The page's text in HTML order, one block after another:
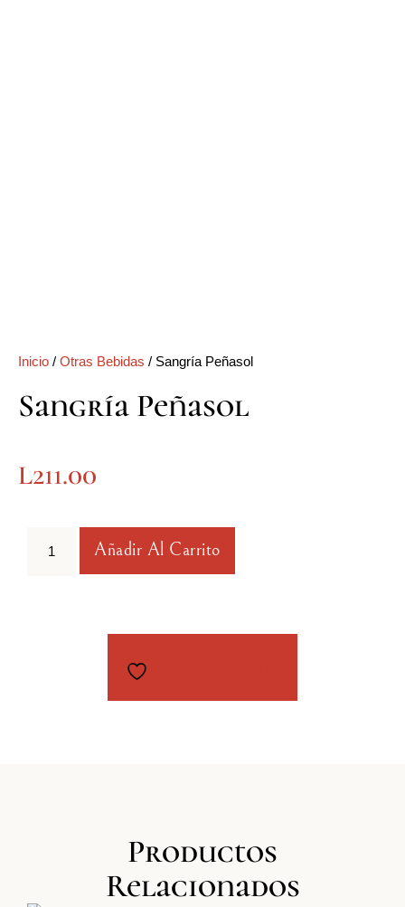
Inicio / Otras Bebidas / Sangría Peñasol
Sangría Peñasol
L211.00
Añadir Al Carrito
Productos
Relacionados